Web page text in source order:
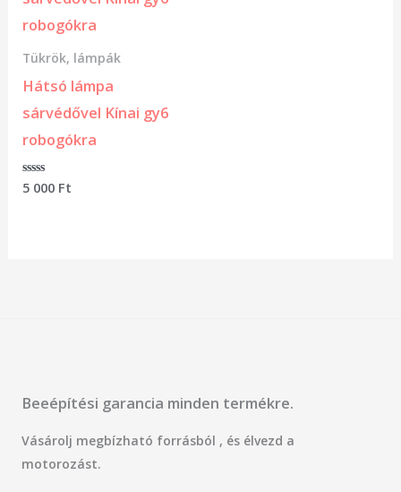
Tükrök, lámpák
Hátsó lámpa
sárvédővel Kínai gy6
robogókra
Értékelés:
5 000 Ft
Beeépítési garancia minden termékre.
Vásárolj megbízható forrásból , és élvezd a
motorozást.